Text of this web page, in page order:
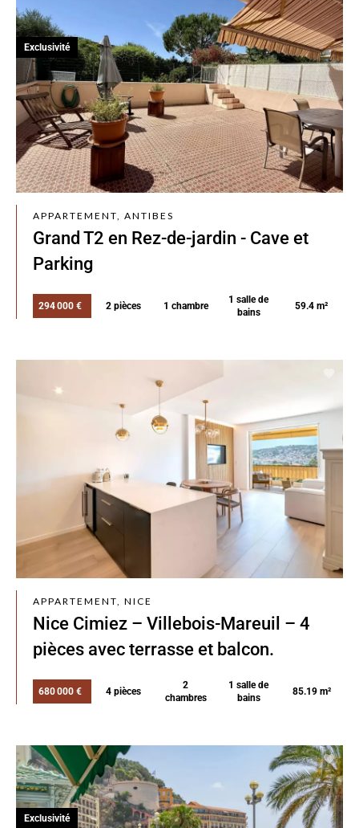
APPARTEMENT, ANTIBES
Grand T2 en Rez-de-jardin - Cave et
Parking
294 000 € 2 pièces 1 chambre
1 salle de
bains
59.4 m²
Exclusivité
APPARTEMENT, NICE
Nice Cimiez – Villebois-Mareuil – 4
pièces avec terrasse et balcon.
680 000 € 4 pièces
2
chambres
1 salle de
bains
85.19 m²
Exclusivité